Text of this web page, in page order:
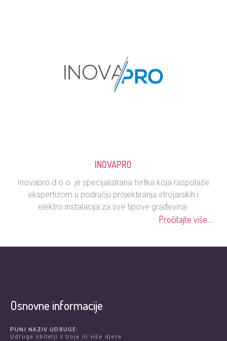
INOVAPRO
Inovapro d.o.o. je specijalizirana tvrtka koja raspolaže
ekspertizom u području projektiranja strojarskih i
elektro instalacija za sve tipove građevina.
Pročitajte više...
Osnovne informacije
PUNI NAZIV UDRUGE:
Udruga obitelji s troje ili više djece